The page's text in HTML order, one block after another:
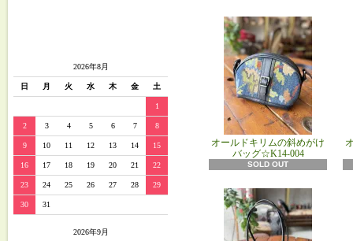
2026年8月
日 月 火 水 木 金 土
1
2 3 4 5 6 7 8
9 10 11 12 13 14 15
16 17 18 19 20 21 22
23 24 25 26 27 28 29
30 31
2026年9月
オールドキリムの斜めがけ
バッグ☆K14-004
SOLD OUT